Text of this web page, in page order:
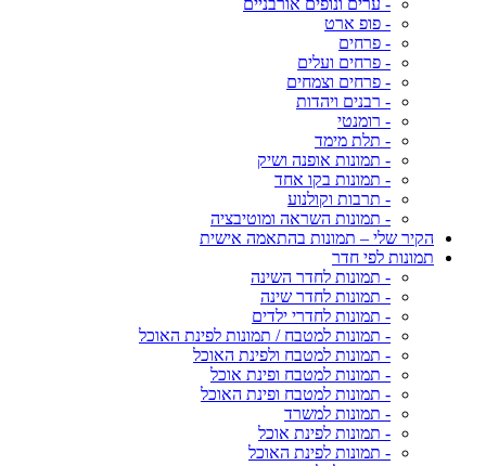
- ערים ונופים אורבניים
- פופ ארט
- פרחים
- פרחים ועלים
- פרחים וצמחים
- רבנים ויהדות
- רומנטי
- תלת מימד
- תמונות אופנה ושיק
- תמונות בקו אחד
- תרבות וקולנוע
- תמונות השראה ומוטיבציה
הקיר שלי – תמונות בהתאמה אישית
תמונות לפי חדר
- תמונות לחדר השינה
- תמונות לחדר שינה
- תמונות לחדרי ילדים
- תמונות למטבח / תמונות לפינת האוכל
- תמונות למטבח ולפינת האוכל
- תמונות למטבח ופינת אוכל
- תמונות למטבח ופינת האוכל
- תמונות למשרד
- תמונות לפינת אוכל
- תמונות לפינת האוכל